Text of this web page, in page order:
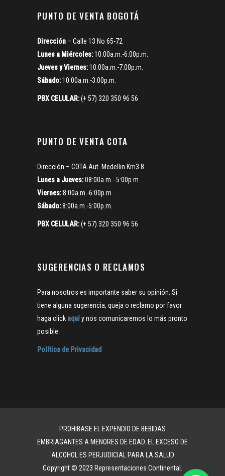
PUNTO DE VENTA BOGOTÁ
Dirección – Calle 13 No 65-72
Lunes a Miércoles:10:00a.m.-6:00p.m.
Jueves y Viernes:10:00a.m.-7:00p.m.
Sábado:10:00a.m.-3:00p.m.
PBX CELULAR:(+ 57) 320 350 96 56
PUNTO DE VENTA COTA
Dirección – COTA Aut. Medellin Km3.8
Lunes a Jueves:08:00a.m.- 5:00p.m.
Viernes:8:00a.m.-6:00p.m.
Sábado:8:00a.m.-5:00p.m.
PBX CELULAR:(+ 57) 320 350 96 56
SUGERENCIAS O RECLAMOS
Para nosotros es importante saber su opinión. Si
tiene alguna sugerencia, queja o reclamo por favor
haga click aquíy nos comunicaremos lo más pronto
posible.
Política de Privacidad
PROHIBASE EL EXPENDIO DE BEBIDAS
EMBRIAGANTES A MENORES DE EDAD. EL EXCESO DE
ALCOHOL ES PERJUDICIAL PARA LA SALUD
Copyright © 2023 Representaciones Continental.